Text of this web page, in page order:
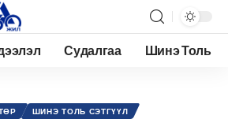
Судалгаа Шинэ Толь
ШИНЭ ТОЛЬ СЭТГҮҮЛ